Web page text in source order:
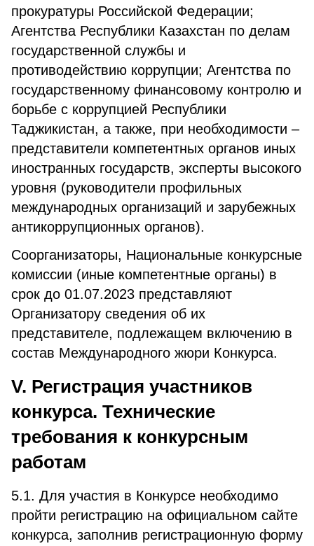
прокуратуры Российской Федерации;
Агентства Республики Казахстан по делам
государственной службы и
противодействию коррупции; Агентства по
государственному финансовому контролю и
борьбе с коррупцией Республики
Таджикистан, а также, при необходимости –
представители компетентных органов иных
иностранных государств, эксперты высокого
уровня (руководители профильных
международных организаций и зарубежных
антикоррупционных органов).
Соорганизаторы, Национальные конкурсные
комиссии (иные компетентные органы) в
срок до 01.07.2023 представляют
Организатору сведения об их
представителе, подлежащем включению в
состав Международного жюри Конкурса.
V. Регистрация участников
конкурса. Технические
требования к конкурсным
работам
5.1. Для участия в Конкурсе необходимо
пройти регистрацию на официальном сайте
конкурса, заполнив регистрационную форму